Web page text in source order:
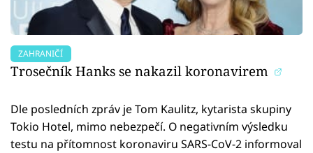
ZAHRANIČÍ
Trosečník Hanks se nakazil koronavirem
Dle posledních zpráv je Tom Kaulitz, kytarista skupiny
Tokio Hotel, mimo nebezpečí. O negativním výsledku
testu na přítomnost koronaviru SARS-CoV-2 informoval